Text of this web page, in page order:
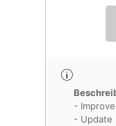
-
- Update